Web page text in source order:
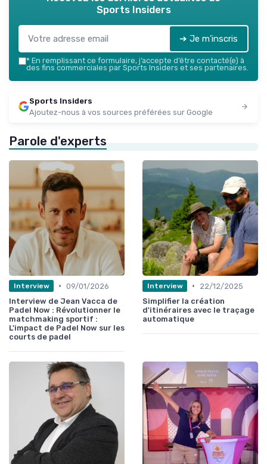
Sports Insiders
➔ Je m'inscris
* En remplissant ce formulaire, j’accepte d’être contacté(e) à
des fins commerciales par Sports Insiders et ses partenaires.
Sports Insiders
Ajoutez-nous à vos sources préférées sur Google
Parole d'experts
Interview • 09/01/2026
Interview de Jean Vacca de
Padel Now : Révolutionner le
matchmaking sportif :
L'impact de Padel Now sur les
courts de padel
Interview •
22/12/2025
Simplifier la création
d'itinéraires avec le traçage
automatique